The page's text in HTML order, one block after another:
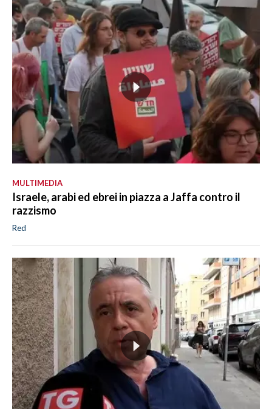
MULTIMEDIA
Israele, arabi ed ebrei in piazza a Jaffa contro il
razzismo
Red